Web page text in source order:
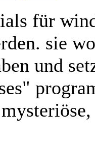
für
sie
und